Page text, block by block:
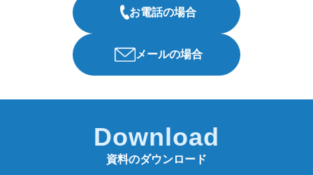
お電話の場合
メールの場合
Download
資料のダウンロード